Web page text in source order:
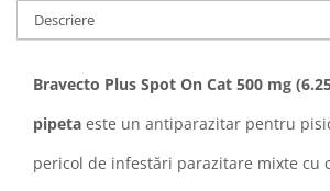
Perii si descalcitoare caini
Solutii Atractante si repelente
Descriere
Bravecto Plus Spot On Cat 500 mg
pipeta este un antiparazitar pentru
pericol de infestări parazitare mixte cu